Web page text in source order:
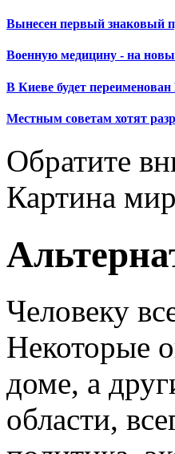
Вынесен первый знаковый
Военную медицину - на
В Киеве будет
Местным советам хотят
Обратите
Картина
Человеку
Некоторые
доме, а
области,